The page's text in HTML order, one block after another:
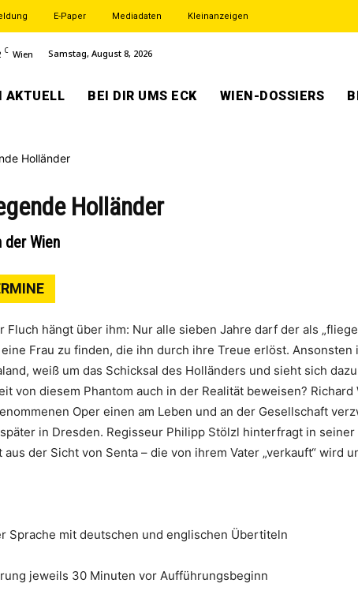
E-Paper Mediadaten Kleinanzeigen
C Wien Samstag, August 8, 2026
AKTUELL BEI DIR UMS ECK WIEN-DOSSIERS
Holländer
der Wien
Fluch hängt über ihm: Nur alle sieben Jahre darf der als
Frau zu finden, die ihn durch ihre Treue erlöst.
weiß um das Schicksal des Holländers und sieht sich
von diesem Phantom auch in der Realität beweisen?
Oper einen am Leben und an der Gesellschaft
in Dresden. Regisseur Philipp Stölzl hinterfragt in
aus der Sicht von Senta – die von ihrem Vater „verkauft“ wird
Sprache mit deutschen und englischen Übertiteln
jeweils 30 Minuten vor Aufführungsbeginn